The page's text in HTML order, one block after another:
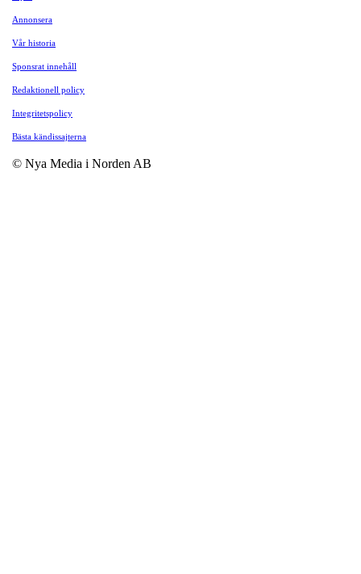
Annonsera
Vår historia
Sponsrat innehåll
Redaktionell policy
Integritetspolicy
Bästa kändissajterna
© Nya Media i Norden AB